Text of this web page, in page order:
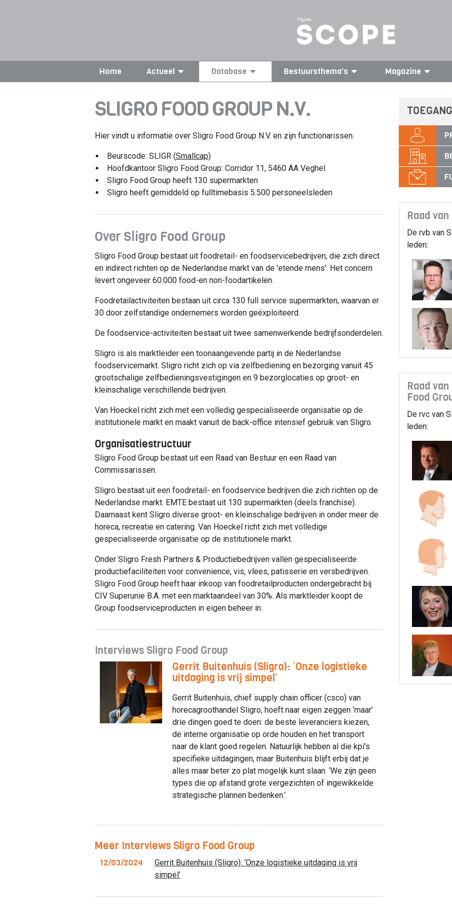
Home Actueel Database Bestuursthema's Magazine
SLIGRO FOOD GROUP N.V.
Hier vindt u informatie over Sligro Food Group N.V. en zijn functionarissen.
Beurscode: SLIGR (Smallcap)
Hoofdkantoor Sligro Food Group: Corridor 11, 5460 AA Veghel
Sligro Food Group heeft 130 supermarkten
Sligro heeft gemiddeld op fulltimebasis 5.500 personeelsleden
Over Sligro Food Group
Sligro Food Group bestaat uit foodretail- en foodservicebedrijven, die zich direct
en indirect richten op de Nederlandse markt van de 'etende mens'. Het concern
levert ongeveer 60.000 food-en non-foodartikelen.
Foodretailactiviteiten bestaan uit circa 130 full service supermarkten, waarvan er
30 door zelfstandige ondernemers worden geëxploiteerd.
De foodservice-activiteiten bestaat uit twee samenwerkende bedrijfsonderdelen:
Sligro is als marktleider een toonaangevende partij in de Nederlandse
foodservicemarkt. Sligro richt zich op via zelfbediening en bezorging vanuit 45
grootschalige zelfbedieningsvestigingen en 9 bezorglocaties op groot- en
kleinschalige verschillende bedrijven.
Van Hoeckel richt zich met een volledig gespecialiseerde organisatie op de
institutionele markt en maakt vanuit de back-office intensief gebruik van Sligro.
Organisatiestructuur
Sligro Food Group bestaat uit een Raad van Bestuur en een Raad van
Commissarissen.
Sligro bestaat uit een foodretail- en foodservice bedrijven die zich richten op de
Nederlandse markt. EMTE bestaat uit 130 supermarkten (deels franchise).
Daarnaast kent Sligro diverse groot- en kleinschalige bedrijven in onder meer de
horeca, recreatie en catering. Van Hoeckel richt zich met volledige
gespecialiseerde organisatie op de institutionele markt.
Onder Sligro Fresh Partners & Productiebedrijven vallen gespecialiseerde
productiefaciliteiten voor convenience, vis, vlees, patisserie en versbedrijven.
Sligro Food Group heeft haar inkoop van foodretailproducten ondergebracht bij
CIV Superunie B.A. met een marktaandeel van 30%. Als marktleider koopt de
Group foodserviceproducten in eigen beheer in.
Interviews Sligro Food Group
Gerrit Buitenhuis (Sligro): ‘Onze logistieke
uitdaging is vrij simpel’
Gerrit Buitenhuis, chief supply chain officer (csco) van
horecagroothandel Sligro, hoeft naar eigen zeggen ‘maar’
drie dingen goed te doen: de beste leveranciers kiezen,
de interne organisatie op orde houden en het transport
naar de klant goed regelen. Natuurlijk hebben al die kpi’s
specifieke uitdagingen, maar Buitenhuis blijft erbij dat je
alles maar beter zo plat mogelijk kunt slaan. ‘We zijn geen
types die op afstand grote vergezichten of ingewikkelde
strategische plannen bedenken.’
Meer Interviews Sligro Food Group
12/03/2024
Gerrit Buitenhuis (Sligro): ‘Onze logistieke uitdaging is vrij
simpel’
Raad
De rvb van
leden:
Raad
Food
De rvc van
leden: